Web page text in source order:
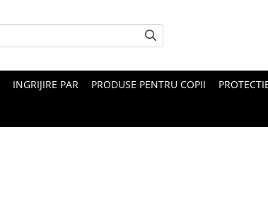
INGRIJIRE PAR PRODUSE PENTRU COPII